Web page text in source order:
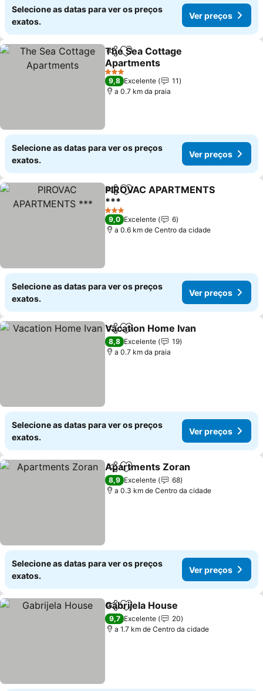
Selecione as datas para ver os preços
exatos.
Ver preços
PartilharAdicionar aos favoritos
The Sea Cottage
Apartments
Ver preços
3 Estrelas
9,8 Excelente
11
a 0.7 km da praia
Selecione as datas para ver os preços
exatos.
Ver preços
PartilharAdicionar aos favoritos
PIROVAC APARTMENTS
***
Ver preços
3 Estrelas
9,0 Excelente
6
a 0.6 km de Centro da cidade
Selecione as datas para ver os preços
exatos.
Ver preços
PartilharAdicionar aos favoritos
Vacation Home Ivan
8,8 Excelente
19
a 0.7 km da praia
Selecione as datas para ver os preços
exatos.
Ver preços
PartilharAdicionar aos favoritos
Apartments Zoran
8,9 Excelente
68
a 0.3 km de Centro da cidade
Selecione as datas para ver os preços
exatos.
Ver preços
PartilharAdicionar aos favoritos
Gabrijela House
9,7 Excelente
20
a 1.7 km de Centro da cidade